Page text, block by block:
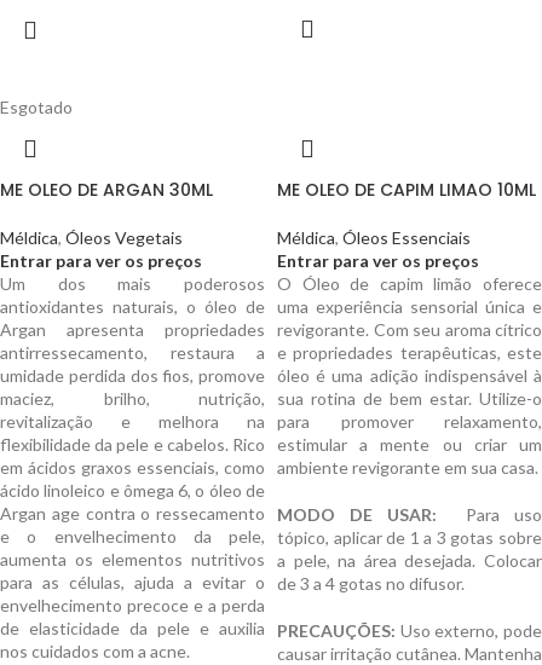
Esgotado
ME OLEO DE ARGAN 30ML
Méldica, Óleos Vegetais
Entrar para ver os preços
Um dos mais poderosos
antioxidantes naturais, o óleo de
Argan apresenta propriedades
antirressecamento, restaura a
umidade perdida dos fios, promove
maciez, brilho, nutrição,
revitalização e melhora na
flexibilidade da pele e cabelos. Rico
em ácidos graxos essenciais, como
ácido linoleico e ômega 6, o óleo de
Argan age contra o ressecamento
e o envelhecimento da pele,
aumenta os elementos nutritivos
para as células, ajuda a evitar o
envelhecimento precoce e a perda
de elasticidade da pele e auxilia
nos cuidados com a acne.
ME OLEO DE CAPIM LIMAO 10ML
Méldica, Óleos Essenciais
Entrar para ver os preços
O Óleo de capim limão oferece
uma experiência sensorial única e
revigorante. Com seu aroma cítrico
e propriedades terapêuticas, este
óleo é uma adição indispensável à
sua rotina de bem estar. Utilize-o
para promover relaxamento,
estimular a mente ou criar um
ambiente revigorante em sua casa.
MODO DE USAR:
Para uso
tópico, aplicar de 1 a 3 gotas sobre
a pele, na área desejada. Colocar
de 3 a 4 gotas no difusor.
PRECAUÇÕES: Uso externo, pode
causar irritação cutânea. Mantenha